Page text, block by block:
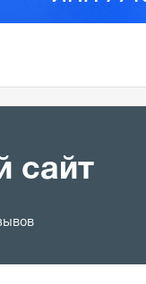
сайт